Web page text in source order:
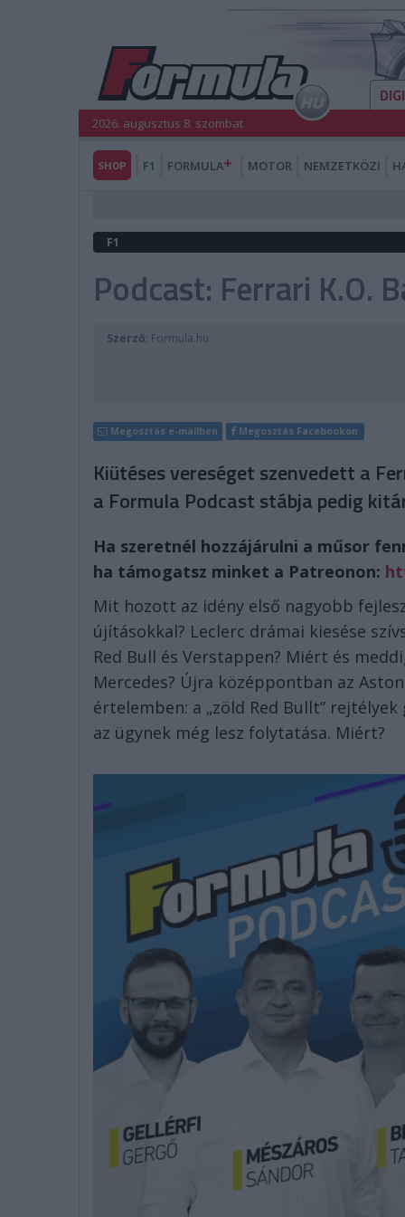
2026. augusztus 8. szombat
SHOP F1 FORMULA MOTOR NEMZETKÖZI
F1
Podcast: Ferrari K.O.
Szerző: Formula.hu
Megosztás e-mailben Megosztás Facebookon
Kiütéses vereséget szenvedett a
a Formula Podcast stábja pedig
Ha szeretnél hozzájárulni a műsor
ha támogatsz minket a Patreonon:
Mit hozott az idény első nagyobb
újításokkal? Leclerc drámai kiesése
Red Bull és Verstappen? Miért és
Mercedes? Újra középpontban az
értelemben: a „zöld Red Bullt”
az ügynek még lesz folytatása. Miért?